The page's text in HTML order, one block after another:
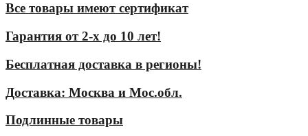
Все товары имеют сертификат
Гарантия от 2-х до 10 лет!
Бесплатная доставка в регионы!
Доставка: Москва и Мос.обл.
Подлинные товары